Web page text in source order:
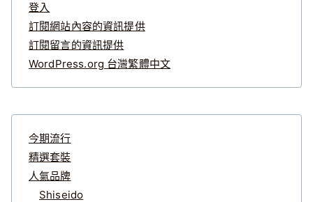
登入
訂閱網站內容的資訊提供
訂閱留言的資訊提供
WordPress.org 台灣繁體中文
今期流行
精選套裝
人氣品牌
Shiseido